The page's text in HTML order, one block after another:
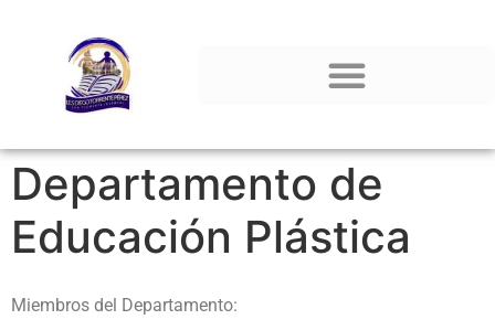
Departamento de
Educación Plástica
Miembros del Departamento: